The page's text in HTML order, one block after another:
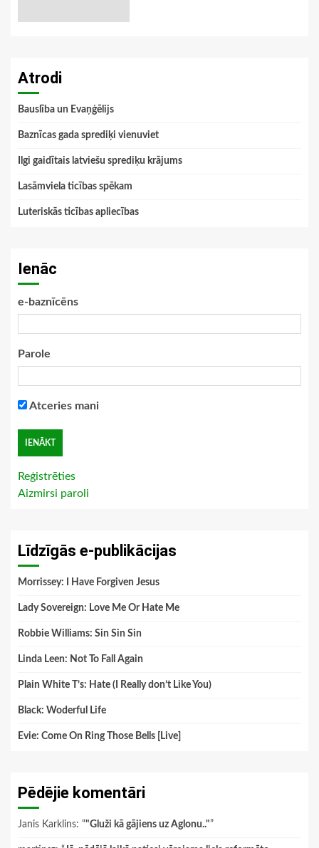
Atrodi
Bauslība un Evaņģēlijs
Baznīcas gada sprediķi vienuviet
Ilgi gaidītais latviešu sprediķu krājums
Lasāmviela ticības spēkam
Luteriskās ticības apliecības
Ienāc
e-baznīcēns
Parole
Atceries mani
Reģistrēties
Aizmirsi paroli
Līdzīgās e-publikācijas
Morrissey: I Have Forgiven Jesus
Lady Sovereign: Love Me Or Hate Me
Robbie Williams: Sin Sin Sin
Linda Leen: Not To Fall Again
Plain White T’s: Hate (I Really don’t Like You)
Black: Woderful Life
Evie: Come On Ring Those Bells [Live]
Pēdējie komentāri
Janis Karklins: “"Gluži kā gājiens uz Aglonu.."”